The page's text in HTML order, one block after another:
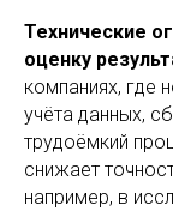
Технические
оценку
компаниях, где
учёта данных,
трудоёмкий
снижает
например, в